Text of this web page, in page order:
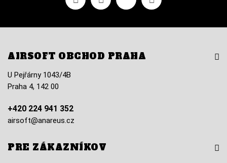
AIRSOFT OBCHOD PRAHA
U Pejřárny 1043/4B
Praha 4, 142 00
+420 224 941 352
airsoft@anareus.cz
PRE ZÁKAZNÍKOV